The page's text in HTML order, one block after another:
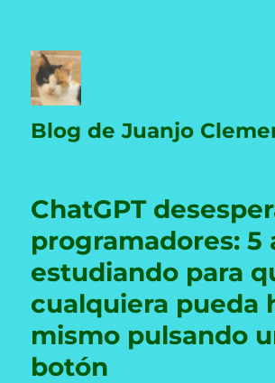
Blog de Juanjo
ChatGPT
programadores: 5
estudiando para
cualquiera pueda
mismo pulsando
botón